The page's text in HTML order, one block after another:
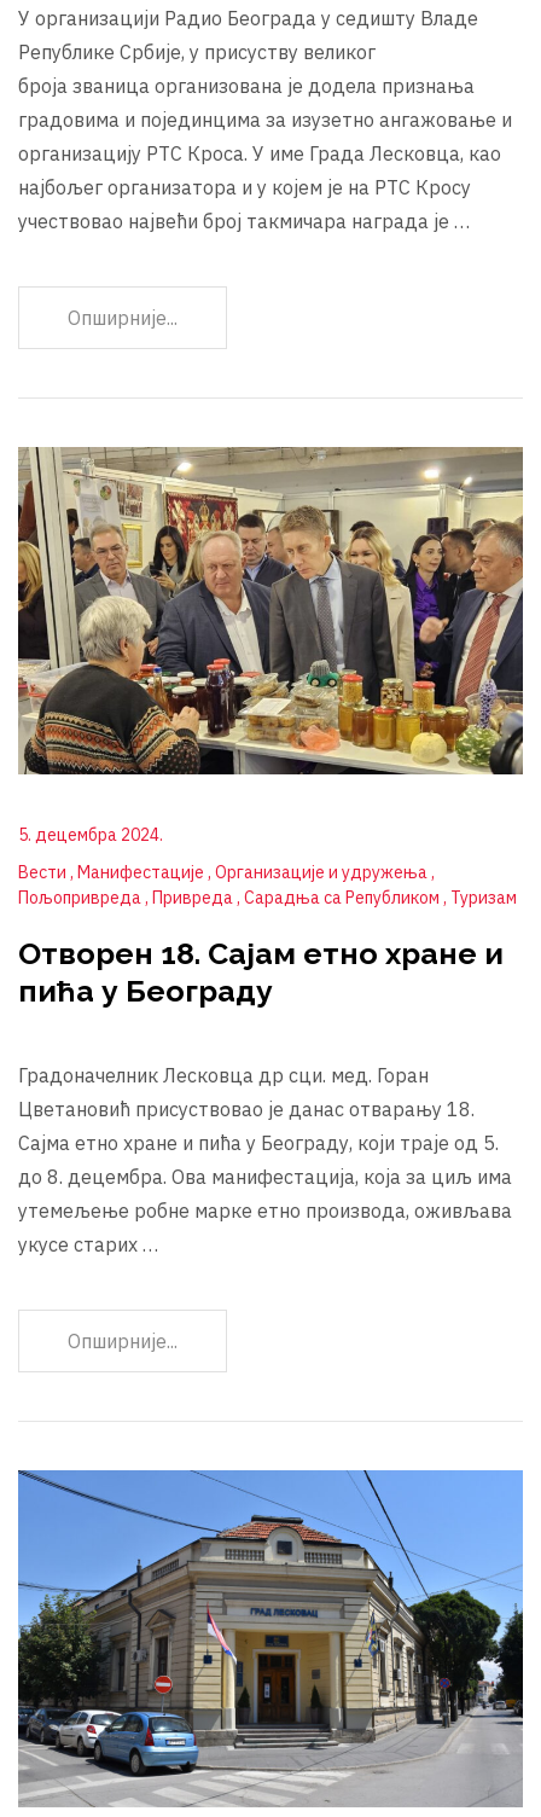
У организацији Радио Београда у седишту Владе
Републике Србије, у присуству великог
броја званица организована је додела признања
градовима и појединцима за изузетно ангажовање и
организацију РТС Кроса. У име Града Лесковца, као
најбољег организатора и у којем је на РТС Кросу
учествовао највећи број такмичара награда је …
Опширније...
5. децембра 2024.
Вести Манифестације Организације и удружења
Пољопривреда Привреда Сарадња са Републиком Туризам
Отворен 18. Сајам етно хране и
пића у Београду
Градоначелник Лесковца др сци. мед. Горан
Цветановић присуствовао је данас отварању 18.
Сајма етно хране и пића у Београду, који траје од 5.
до 8. децембра. Ова манифестација, која за циљ има
утемељење робне марке етно производа, оживљава
укусе старих …
Опширније...